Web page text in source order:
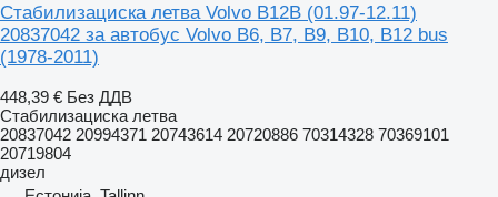
Стабилизациска летва Volvo B12B (01.97-12.11)
20837042 за автобус Volvo B6, B7, B9, B10, B12 bus
(1978-2011)
448,39 € Без ДДВ
Стабилизациска летва
20837042 20994371 20743614 20720886 70314328 70369101
20719804
дизел